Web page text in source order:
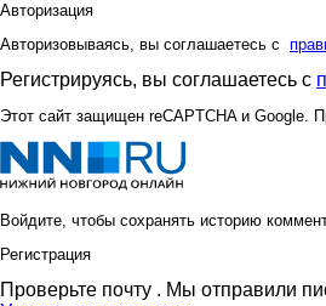
Авторизация
Авторизовываясь, вы соглашаетесь с
Регистрируясь, вы соглашаетесь с
Этот сайт защищен reCAPTCHA и Google.
Войдите, чтобы сохранять историю
Регистрация
Проверьте почту . Мы отправили